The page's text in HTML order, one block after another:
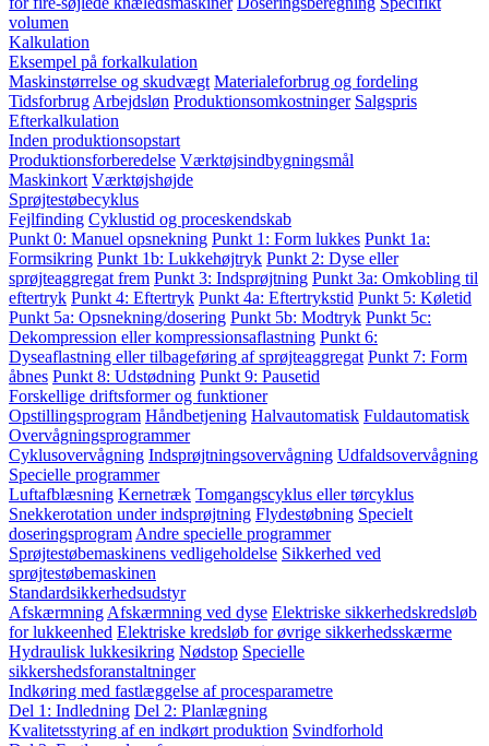
volumen
Kalkulation
Eksempel på forkalkulation
Maskinstørrelse og skudvægt Materialeforbrug og fordeling
Tidsforbrug Arbejdsløn Produktionsomkostninger Salgspris
Efterkalkulation
Inden produktionsopstart
Produktionsforberedelse Værktøjsindbygningsmål
Maskinkort Værktøjshøjde
Sprøjtestøbecyklus
Fejlfinding Cyklustid og proceskendskab
Punkt 0: Manuel opsnekning Punkt 1: Form lukkes Punkt 1a:
Formsikring Punkt 1b: Lukkehøjtryk Punkt 2: Dyse eller
sprøjteaggregat frem Punkt 3: Indsprøjtning Punkt 3a: Omkobling til
eftertryk Punkt 4: Eftertryk Punkt 4a: Eftertrykstid Punkt 5: Køletid
Punkt 5a: Opsnekning/dosering Punkt 5b: Modtryk Punkt 5c:
Dekompression eller kompressionsaflastning Punkt 6:
Dyseaflastning eller tilbageføring af sprøjteaggregat Punkt 7: Form
åbnes Punkt 8: Udstødning Punkt 9: Pausetid
Forskellige driftsformer og funktioner
Opstillingsprogram Håndbetjening Halvautomatisk Fuldautomatisk
Overvågningsprogrammer
Cyklusovervågning Indsprøjtningsovervågning Udfaldsovervågning
Specielle programmer
Luftafblæsning Kernetræk Tomgangscyklus eller tørcyklus
Snekkerotation under indsprøjtning Flydestøbning Specielt
doseringsprogram Andre specielle programmer
Sprøjtestøbemaskinens vedligeholdelse Sikkerhed ved
sprøjtestøbemaskinen
Standardsikkerhedsudstyr
Afskærmning Afskærmning ved dyse Elektriske sikkerhedskredsløb
for lukkeenhed Elektriske kredsløb for øvrige sikkerhedsskærme
Hydraulisk lukkesikring Nødstop Specielle
sikkershedsforanstaltninger
Indkøring med fastlæggelse af procesparametre
Del 1: Indledning Del 2: Planlægning
Kvalitetsstyring af en indkørt produktion Svindforhold